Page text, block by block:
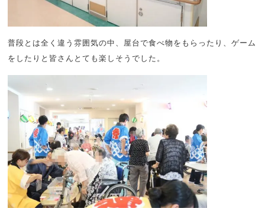
普段とは全く違う雰囲気の中、屋台で食べ物をもらったり、ゲーム
をしたりと皆さんとても楽しそうでした。